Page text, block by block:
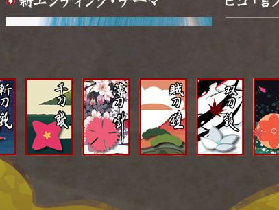
「両声類」という言葉の火付け役であり、WEB出身アーティ
ストの先駆者としてWEBユーザーを中心に多くのファンに支
持されている。 最近は日本のみならずアジアや欧米各国でも
大人気。 各地でワンマンライブを成功させるなど、 日本の